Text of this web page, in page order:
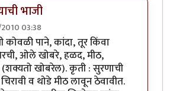
भाजी
03:38
कोवळी पाने, कांदा, तूर किंवा
ओले खोबरे, हळद, मीठ,
खोबरेल). कृती : सुरणाची
व थोडे मीठ लावून ठेवावीत.